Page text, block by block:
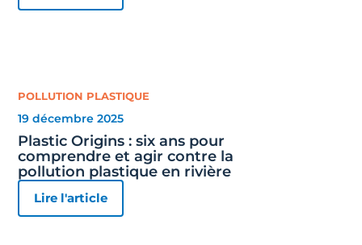
POLLUTION PLASTIQUE
19 décembre 2025
Plastic Origins : six ans pour
comprendre et agir contre la
pollution plastique en rivière
Lire l'article